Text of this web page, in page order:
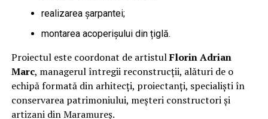
realizarea șarpantei;
montarea acoperișului din țiglă.
Proiectul este coordonat de artistulFlorin Adrian
Marc, managerul întregii reconstrucții, alături de o
echipă formată din arhitecți, proiectanți, specialiști în
conservarea patrimoniului, meșteri constructori și
artizani din Maramureș.